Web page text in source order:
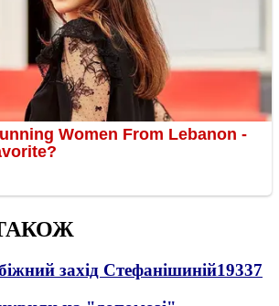
захід Стефанішиній19337